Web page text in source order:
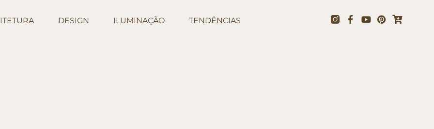
DESIGN ILUMINAÇÃO TENDÊNCIAS